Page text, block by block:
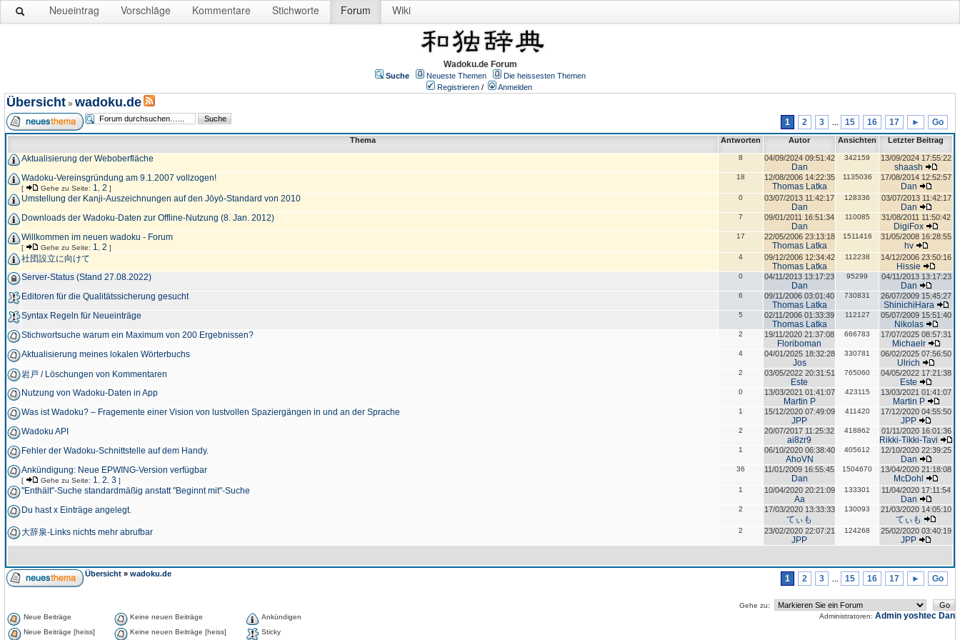
Neueintrag Vorschläge Kommentare Stichworte Forum Wiki
Wadoku.de Forum
Suche Neueste Themen
Die heissesten Themen
Registrieren / Anmelden
Übersicht » wadoku.de
1 2 3 15 16 17 ► Go
Thema Antworten Autor Ansichten Letzter Beitrag
Aktualisierung der Weboberfläche 8 04/09/2024 09:51:42
Dan
342159 13/09/2024 17:55:22
shaash
Wadoku-Vereinsgründung am 9.1.2007 vollzogen!
[ Gehe zu Seite: 1 2 ]
18 12/08/2006 14:22:35
Thomas Latka
1135036 17/08/2014 12:52:57
Dan
Umstellung der Kanji-Auszeichnungen auf den Jōyō-Standard von 2010
0 03/07/2013 11:42:17
Dan
128336 03/07/2013 11:42:17
Dan
Downloads der Wadoku-Daten zur Offline-Nutzung (8. Jan. 2012)
7 09/01/2011 16:51:34
Dan
110085 31/08/2011 11:50:42
DigiFox
Willkommen im neuen wadoku - Forum
[ Gehe zu Seite: 1 2 ]
17 22/05/2006 23:13:18
Thomas Latka
1511416 31/05/2008 16:28:55
hv
社団設立に向けて
4 09/12/2006 12:34:42
Thomas Latka
112238 14/12/2006 23:50:16
Hissie
Server-Status (Stand 27.08.2022)
0 04/11/2013 13:17:23
Dan
95299 04/11/2013 13:17:23
Dan
Editoren für die Qualitätssicherung gesucht
6 09/11/2006 03:01:40
Thomas Latka
730831 26/07/2009 15:45:27
ShinichiHara
Syntax Regeln für Neueinträge
5 02/11/2006 01:33:39
Thomas Latka
112127 05/07/2009 15:51:40
Nikolas
Stichwortsuche warum ein Maximum von 200 Ergebnissen?
2 19/11/2020 21:37:08
Floriboman
666783 17/07/2025 08:57:31
Michaelr
Aktualisierung meines lokalen Wörterbuchs
4 04/01/2025 18:32:28
Jos
330781 06/02/2025 07:56:50
Ulrich
岩戸 / Löschungen von Kommentaren
2 03/05/2022 20:31:51
Este
765060 04/05/2022 17:21:38
Este
Nutzung von Wadoku-Daten in App
0 13/03/2021 01:41:07
Martin P
423115 13/03/2021 01:41:07
Martin P
Was ist Wadoku? – Fragemente einer Vision von lustvollen Spaziergängen in und an der Sprache
1 15/12/2020 07:49:09
JPP
411420 17/12/2020 04:55:50
JPP
Wadoku API
2 20/07/2017 11:25:32
ai8zr9
418862 01/11/2020 16:01:36
Rikki-Tikki-Tavi
Fehler der Wadoku-Schnittstelle auf dem Handy.
1 06/10/2020 06:38:40
AhoVN
405612 12/10/2020 22:39:25
Dan
Ankündigung: Neue EPWING-Version verfügbar
[ Gehe zu Seite: 1 2 3 ]
36 11/01/2009 16:55:45
Dan
1504670 13/04/2020 21:18:08
McDohl
"Enthält"-Suche standardmäßig anstatt "Beginnt mit"-Suche
1 10/04/2020 20:21:09
Aa
133301 11/04/2020 17:11:54
Dan
Du hast x Einträge angelegt.
2 17/03/2020 13:33:33
てぃも
130093 21/03/2020 14:05:10
てぃも
大辞泉-Links nichts mehr abrufbar
2 23/02/2020 22:07:21
JPP
124268 25/02/2020 03:40:19
JPP
Übersicht » wadoku.de 1 2 3 15 16 17 ► Go
Gehe zu:
Neue Beiträge
Keine neuen Beiträge
Ankündigen
Neue Beiträge [heiss]
Keine neuen Beiträge [heiss] Sticky
Administratoren: Admin yoshtec Dan